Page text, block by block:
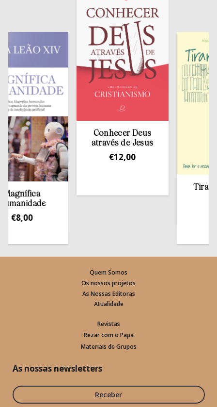
8,00
Conhecer Deus
através de Jesus
12,00
Tirar a
Quem Somos
Os nossos projetos
As Nossas Editoras
Atualidade
Revistas
Rezar com o Papa
Materiais de Grupos
As nossas newsletters
Receber